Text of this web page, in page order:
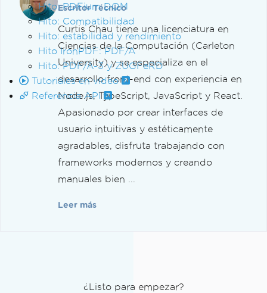
Hito: PDFium DOM
Hito: Compatibilidad
Hito: estabilidad y rendimiento
Hito IronPDF: PDF/A
Hito: PDF/A-3 y ZUGFeRD
Tutoriales en video
Referencia API
Escritor Técnico
Curtis Chau tiene una licenciatura en
Ciencias de la Computación (Carleton
University) y se especializa en el
desarrollo front-end con experiencia en
Node.js, TypeScript, JavaScript y React.
Apasionado por crear interfaces de
usuario intuitivas y estéticamente
agradables, disfruta trabajando con
frameworks modernos y creando
manuales bien ...
Leer más
¿Listo para empezar?